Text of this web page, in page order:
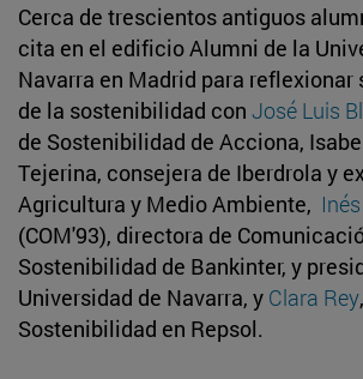
Cerca de trescientos antiguos
cita en el edificio Alumni de la
Navarra en Madrid para reflexionar
de la sostenibilidad con José Luis
de Sostenibilidad de Acciona,
Tejerina, consejera de Iberdrola y
Agricultura y Medio Ambiente,
(COM'93), directora de
Sostenibilidad de Bankinter, y
Universidad de Navarra, y Clara Rey
Sostenibilidad en Repsol.